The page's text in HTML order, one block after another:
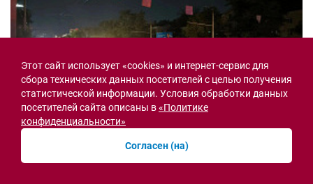
Новые кабельные линии построят в Ростове
Этот сайт использует «cookies» и интернет-сервис для
сбора технических данных посетителей с целью получения
статистической информации. Условия обработки данных
посетителей сайта описаны в«Политике
конфиденциальности»
Согласен (на)